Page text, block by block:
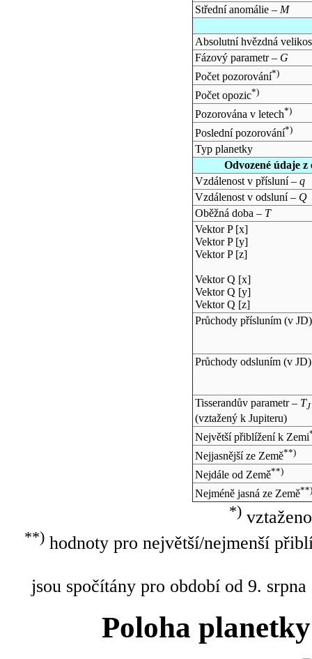
Střední anomálie – M
Absolutní hvězdná
Fázový parametr – G
Počet pozorování*)
Počet opozic*)
Pozorována v letech*)
Poslední pozorování*)
Typ planetky
Odvozené údaje
Vzdálenost v přísluní – q
Vzdálenost v odsluní – Q
Oběžná doba – T
Vektor P [x]
Vektor P [y]
Vektor P [z]
Vektor Q [x]
Vektor Q [y]
Vektor Q [z]
Průchody přísluním (v JD)
Průchody odsluním (v JD)
Tisserandův parametr – TJ
(vztažený k Jupiteru)
Největší přiblížení k Zemi
Nejjasnější ze Země**)
Nejdále od Země**)
Nejméně jasná ze Země**)
*)
**)hodnoty pro největší/nejmenší
jsou spočítány pro období od 9.
Poloha